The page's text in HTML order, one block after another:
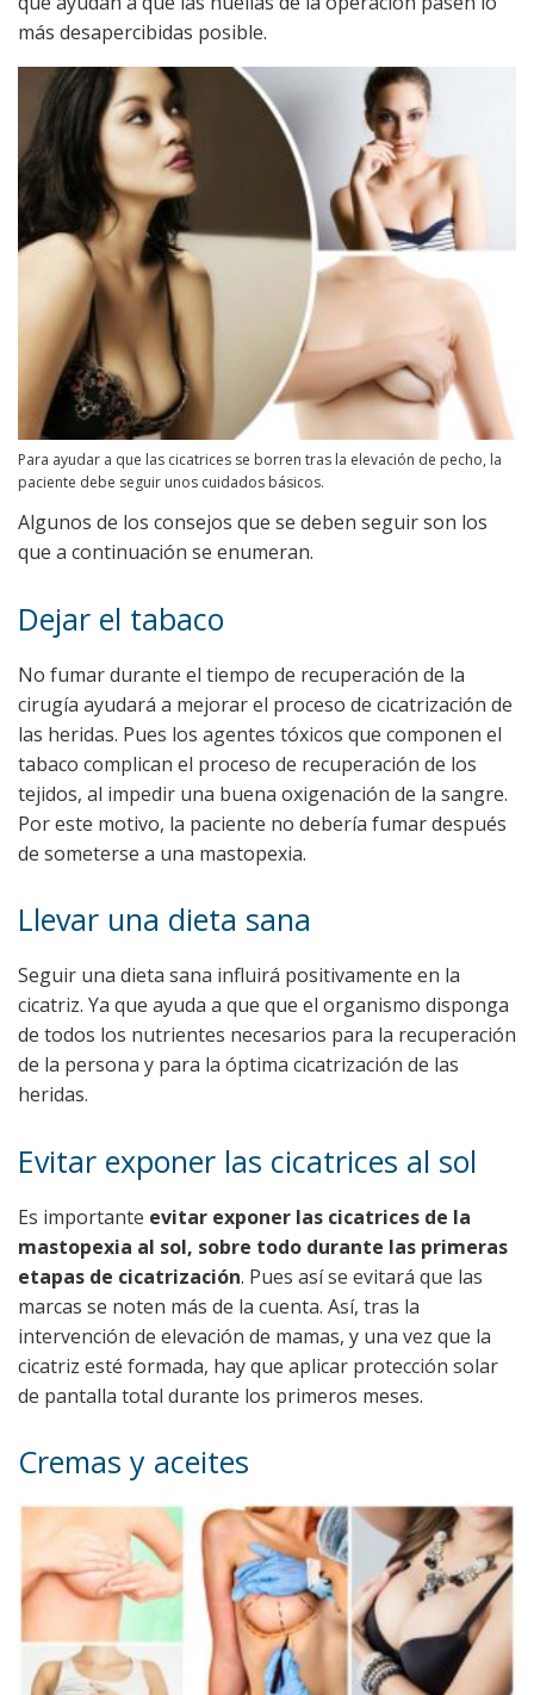
más desapercibidas posible.
Para ayudar a que las cicatrices se borren tras la elevación de pecho, la
paciente debe seguir unos cuidados básicos.
Algunos de los consejos que se deben seguir son los
que a continuación se enumeran.
Dejar el tabaco
No fumar durante el tiempo de recuperación de la
cirugía ayudará a mejorar el proceso de cicatrización de
las heridas. Pues los agentes tóxicos que componen el
tabaco complican el proceso de recuperación de los
tejidos, al impedir una buena oxigenación de la sangre.
Por este motivo, la paciente no debería fumar después
de someterse a una mastopexia.
Llevar una dieta sana
Seguir una dieta sana influirá positivamente en la
cicatriz. Ya que ayuda a que que el organismo disponga
de todos los nutrientes necesarios para la recuperación
de la persona y para la óptima cicatrización de las
heridas.
Evitar exponer las cicatrices al sol
Es importante evitar exponer las cicatrices de la
mastopexia al sol, sobre todo durante las primeras
etapas de cicatrización. Pues así se evitará que las
marcas se noten más de la cuenta. Así, tras la
intervención de elevación de mamas, y una vez que la
cicatriz esté formada, hay que aplicar protección solar
de pantalla total durante los primeros meses.
Cremas y aceites